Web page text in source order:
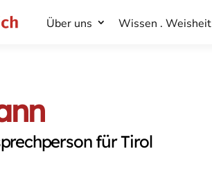
Über uns Wissen . Weisheit
Über uns Wissen . Weisheit
für Tirol